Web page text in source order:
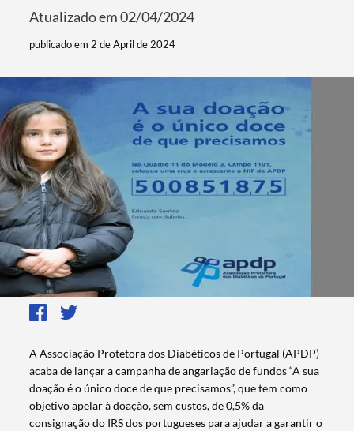
Atualizado em 02/04/2024
publicado em 2 de April de 2024
A Associação Protetora dos Diabéticos de Portugal (APDP)
acaba de lançar a campanha de angariação de fundos “A sua
doação é o único doce de que precisamos”, que tem como
objetivo apelar à doação, sem custos, de 0,5% da
consignação do IRS dos portugueses para ajudar a garantir o